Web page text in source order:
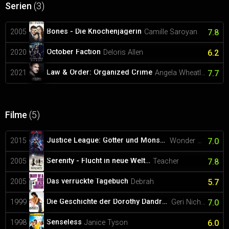
Serien (3)
2005 Bones - Die Knochenjägerin Camille Saroyan 7.8
2021 Law & Order: Organized Crime Angela Wheatley 7.7
2020 October Faction Deloris Allen 6.2
Filme (5)
2005 Das verrückte Tagebuch Debrah 5.7
2015 Justice League: Götter und Monster Wonder Woman / Bekka (voice) 7.0
2005 Serenity - Flucht in neue Welten Teacher 7.8
1998 Senseless Janice Tyson 6.0
1999 Die Geschichte der Dorothy Dandridge Geri Nicholas 7.0